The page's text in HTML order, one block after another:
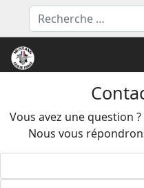
Vous avez une question
Nous vous